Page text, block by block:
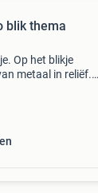
blik thema
Op het blikje
metaal in reliëf.